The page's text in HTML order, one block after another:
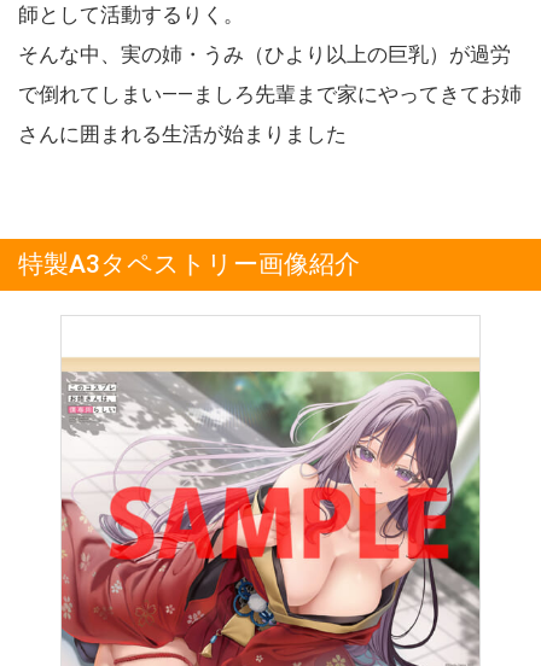
師として活動するりく。
そんな中、実の姉・うみ（ひより以上の巨乳）が過労
で倒れてしまい――ましろ先輩まで家にやってきてお姉
さんに囲まれる生活が始まりました
特製A3タペストリー画像紹介